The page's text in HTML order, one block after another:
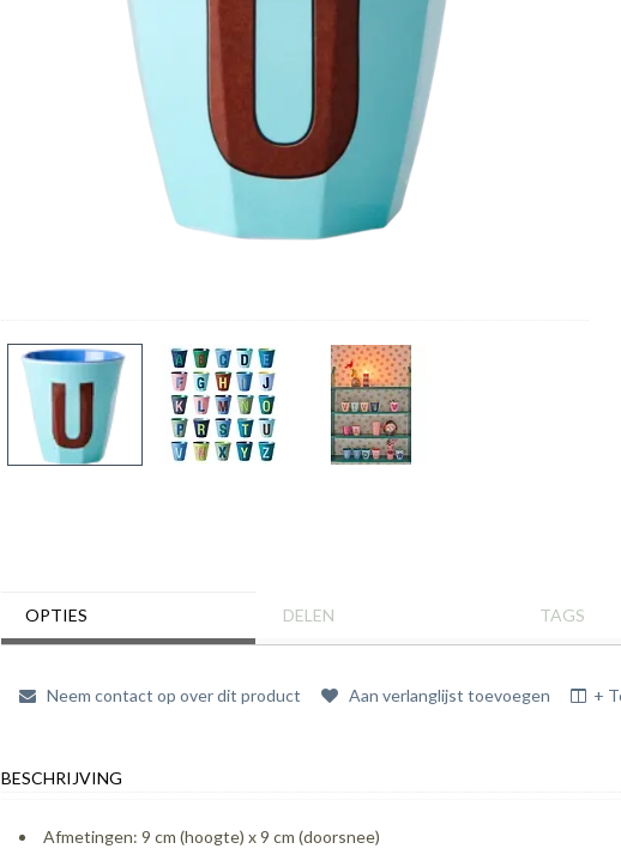
OPTIES DELEN TAGS
Neem contact op over dit product Aan verlanglijst toevoegen +
BESCHRIJVING
Afmetingen: 9 cm (hoogte) x 9 cm (doorsnee)